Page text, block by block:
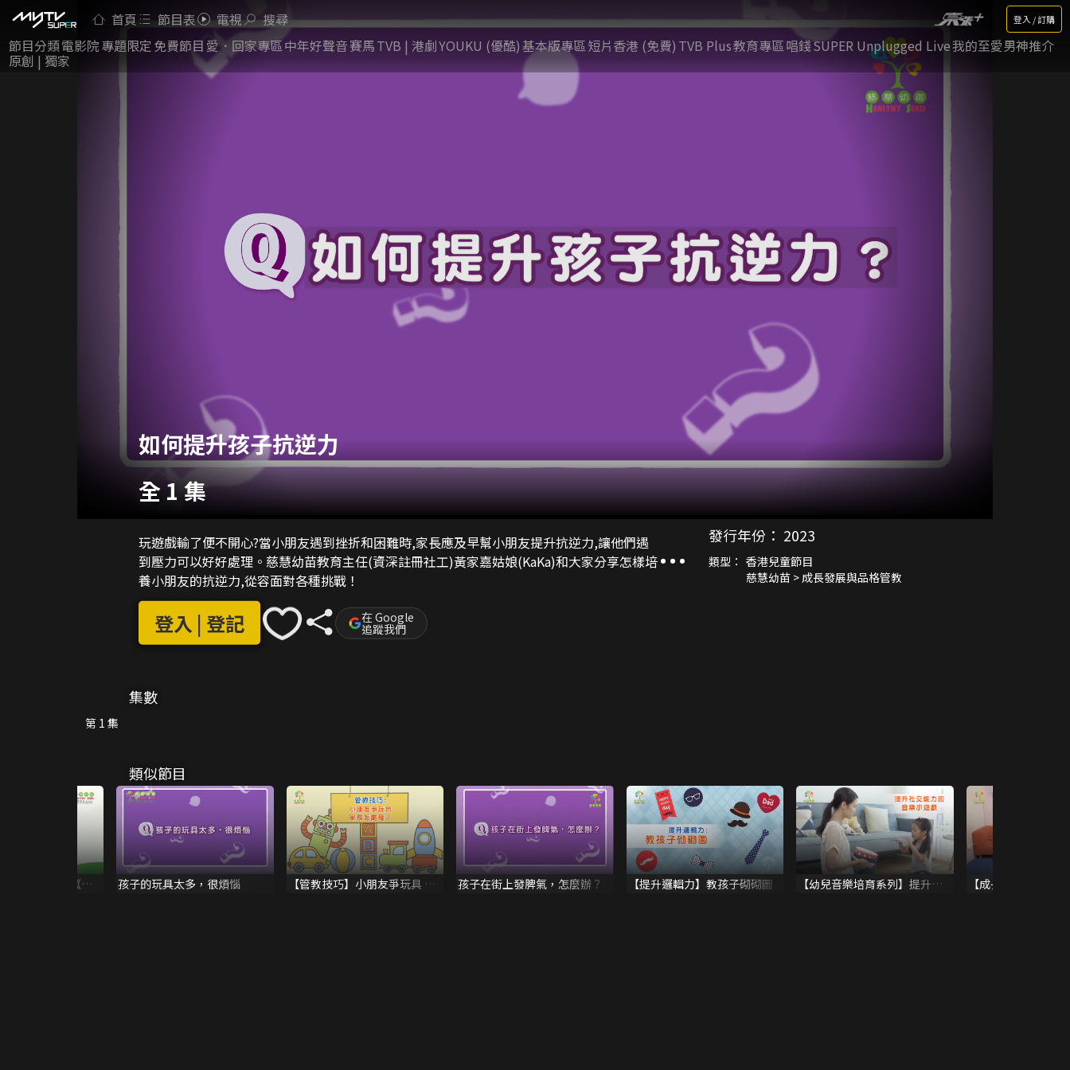
首頁 節目表 電視 搜尋 登入 / 訂購
節目分類電影院專題限定 免費節目 愛．回家專區中年好聲音賽馬TVB | 港劇YOUKU (優酷)基本版專區短片香港 (免費) TVB Plus教育專區唱錢SUPER Unplugged Live我的至愛男神推介
原創 | 獨家
如何提升孩子抗逆力
全 1 集
玩遊戲輸了便不開心?當小朋友遇到挫折和困難時,家長應及早幫小朋友提升抗逆力,讓他們遇
到壓力可以好好處理。慈慧幼苗教育主任(資深註冊社工)黃家嘉姑娘(KaKa)和大家分享怎樣培
養小朋友的抗逆力,從容面對各種挑戰！
登入 | 登記 在 Google
追蹤我們
發行年份： 2023
類型： 香港兒童節目
慈慧幼苗 > 成長發展與品格管教
集數
第 1 集
類似節目
快樂家庭──《有 孩子的玩具太多，很煩惱
【管教技巧】小朋友爭玩具 家
孩子在街上發脾氣，怎麼辦？ 【提升邏輯力】教孩子砌砌圖
【幼兒音樂培育系列】提升社
【成長發展】提升